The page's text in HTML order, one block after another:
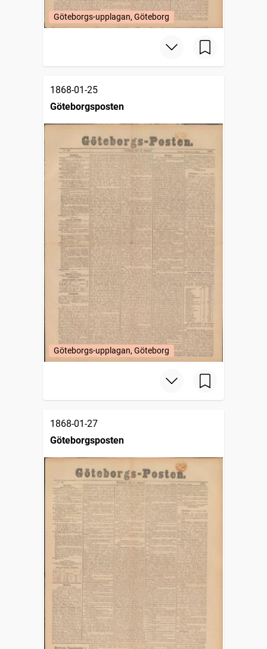
Göteborgs-upplagan, Göteborg
1868-01-25
Göteborgsposten
Göteborgs-upplagan, Göteborg
1868-01-27
Göteborgsposten